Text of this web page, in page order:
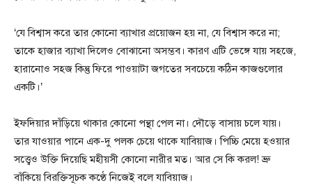
‘যে বিশ্বাস করে তার কোনো ব্যাখার প্রয়োজন হয় না, যে বিশ্বাস করে না;
তাকে হাজার ব্যাখা দিলেও বোঝানো অসম্ভব। কারণ এটি ভেঙ্গে যায় সহজে,
হারানোও সহজ কিন্তু ফিরে পাওয়াটা জগতের সবচেয়ে কঠিন কাজগুলোর
একটি।’
ইফদিয়ার দাঁড়িয়ে থাকার কোনো পন্থা পেল না। দৌড়ে বাসায় চলে যায়।
তার যাওয়ার পানে এক-দু পলক চেয়ে থাকে যাবিয়াজ। পিচ্চি মেয়ে হওয়ার
সত্ত্বেও উক্তি দিয়েছি মহীয়সী কোনো নারীর মত। আর সে কি করল! ভ্রু
বাঁকিয়ে বিরক্তিসূচক কণ্ঠে নিজেই বলে যাবিয়াজ।